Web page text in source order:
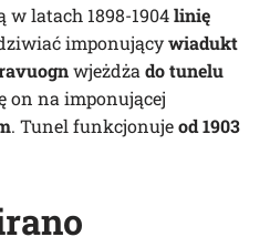
latach 1898-1904linię
imponującywiadukt
wjeżdżado tunelu
on na imponującej
. Tunel funkcjonujeod 1903